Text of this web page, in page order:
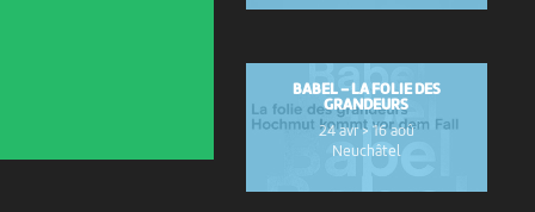
BABEL – LA FOLIE DES
GRANDEURS
24 avr > 16 aoû
Neuchâtel